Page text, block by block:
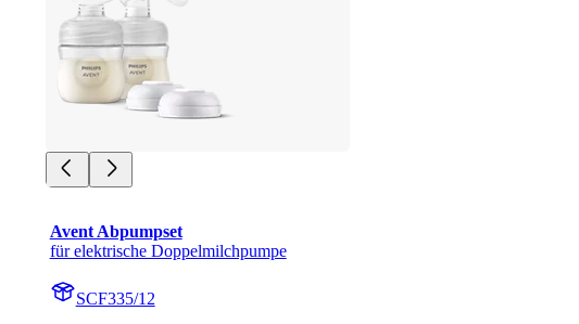
Avent Abpumpset
für elektrische Doppelmilchpumpe
SCF335/12